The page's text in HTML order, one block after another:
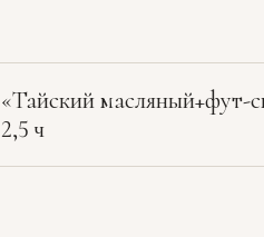
«Тайский масляный+фут-
2,5 ч